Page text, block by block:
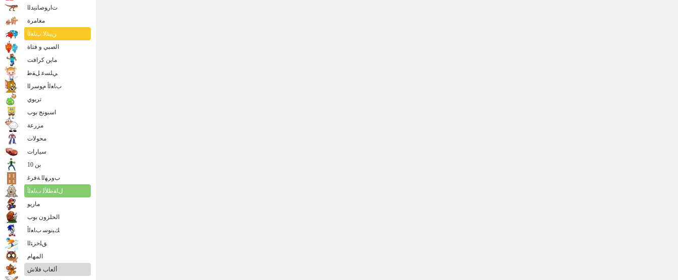
ﺕﺍﺭﻮﺻﺎﻨﻳﺪﻟﺍ
مغامرة
ﻦﻴﻨﺛﻻ ﺏﺎﻌﻟﺃ
الصبي و فتاة
ماين كرافت
ﻲﻠﺴﻋ ﻞﻔﻃ
ﺏﺎﻌﻟﺃ ﻡﻮﺳﺮﻟﺍ
تربوي
اسبونج بوب
مزرعة
محولات
سيارات
بن 10
ﺏﻭﺮﻬﻟﺍ ﺔﻓﺮﻏ
ﻝﺎﻔﻃﻸ ﻟ ﺏﺎﻌﻟﺃ
ماريو
الحلزون بوب
ﻚﻴﻧﻮﺳ ﺏﺎﻌﻟﺃ
ﻖﻠﺣﺰﺘﻟﺍ
المهام
ألعاب فلاش